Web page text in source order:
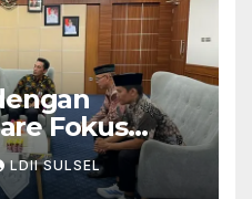
Fokus
Generasi
Luhur
LDII SULSEL